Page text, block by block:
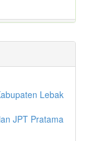
Lebak
JPT Pratama